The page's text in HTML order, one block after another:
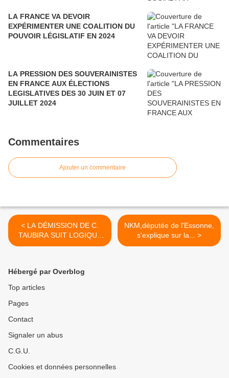
LA FRANCE VA DEVOIR
EXPÉRIMENTER UNE COALITION DU
POUVOIR LÉGISLATIF EN 2024
LA PRESSION DES SOUVERAINISTES
EN FRANCE AUX ÉLECTIONS
LEGISLATIVES DES 30 JUIN ET 07
JUILLET 2024
Commentaires
Ajouter un commentaire
< LA DÉMISSION DE C.
TAUBIRA SUIT LOGIQUE
ET...
NKM,députée de l'Essonne,
s'explique sur la... >
Hébergé par Overblog
Top articles
Pages
Contact
Signaler un abus
C.G.U.
Cookies et données personnelles